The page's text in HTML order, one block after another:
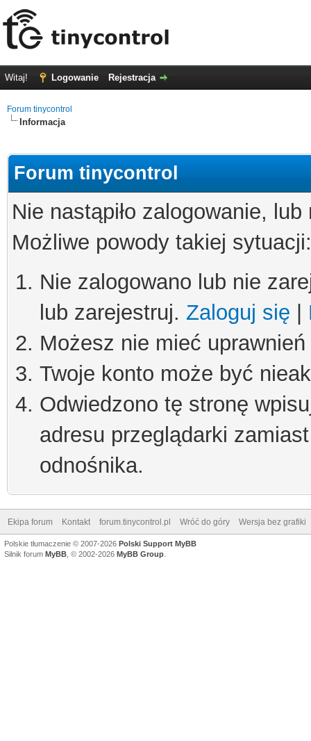
Witaj! Logowanie Rejestracja
Forum tinycontrol
Informacja
Forum tinycontrol
Nie nastąpiło zalogowanie,
Możliwe powody takiej sytuacji:
Nie zalogowano lub nie
lub zarejestruj. Zaloguj się
Możesz nie mieć
Twoje konto może być
Odwiedzono tę stronę
adresu przeglądarki
odnośnika.
Ekipa forum Kontakt forum.tinycontrol.pl Wróć do góry Wersja bez grafiki
Polskie tłumaczenie © 2007-2026 Polski Support MyBB
Silnik forum MyBB , © 2002-2026 MyBB Group